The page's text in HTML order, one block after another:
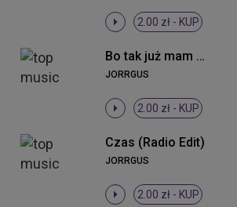
2.00 zł - KUP
Bo tak już mam (DJ Cookis Tek Remix)
JORRGUS
2.00 zł - KUP
Czas (Radio Edit)
JORRGUS
2.00 zł - KUP